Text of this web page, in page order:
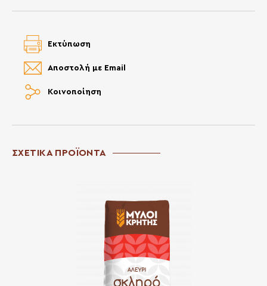
Κοινοποίηση
Αποστολή με Email
Εκτύπωση
ΣΧΕΤΙΚΑ ΠΡΟΪΟΝΤΑ